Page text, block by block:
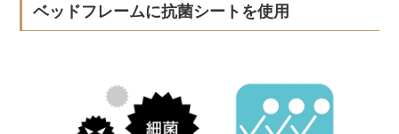
ベッドフレームに抗菌シートを使用